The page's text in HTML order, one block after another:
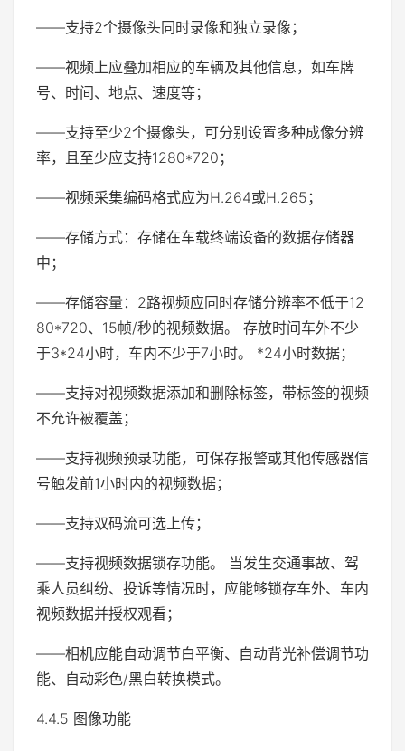
——支持2个摄像头同时录像和独立录像；
——视频上应叠加相应的车辆及其他信息，如车牌
号、时间、地点、速度等；
——支持至少2个摄像头，可分别设置多种成像分辨
率，且至少应支持1280*720；
——视频采集编码格式应为H.264或H.265；
——存储方式：存储在车载终端设备的数据存储器
中；
——存储容量：2路视频应同时存储分辨率不低于12
80*720、15帧/秒的视频数据。 存放时间车外不少
于3*24小时，车内不少于7小时。 *24小时数据；
——支持对视频数据添加和删除标签，带标签的视频
不允许被覆盖；
——支持视频预录功能，可保存报警或其他传感器信
号触发前1小时内的视频数据；
——支持双码流可选上传；
——支持视频数据锁存功能。 当发生交通事故、驾
乘人员纠纷、投诉等情况时，应能够锁存车外、车内
视频数据并授权观看；
——相机应能自动调节白平衡、自动背光补偿调节功
能、自动彩色/黑白转换模式。
4.4.5 图像功能